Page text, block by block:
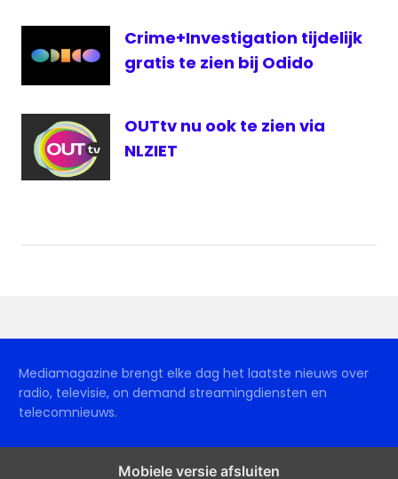
Ajax
televisie
Crime+Investigation tijdelijk
gratis te zien bij Odido
OUTtv nu ook te zien via
NLZIET
Mediamagazine brengt elke dag het laatste nieuws over
radio, televisie, on demand streamingdiensten en
telecomnieuws.
Mobiele versie afsluiten